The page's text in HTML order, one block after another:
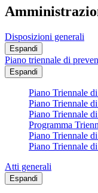
Disposizioni generali
Espandi
Piano triennale di
Espandi
Piano Triennale
Piano Triennale
Piano Triennale
Programma
Piano Triennale
Piano Triennale
Atti generali
Espandi